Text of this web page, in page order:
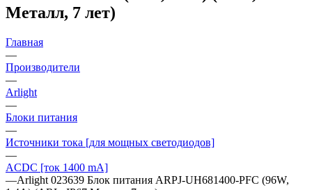
Металл, 7 лет)
Главная
—
Производители
—
Arlight
—
Блоки питания
—
Источники тока [для мощных светодиодов]
—
ACDC [ток 1400 mA]
—Arlight 023639 Блок питания ARPJ-UH681400-PFC (96W,